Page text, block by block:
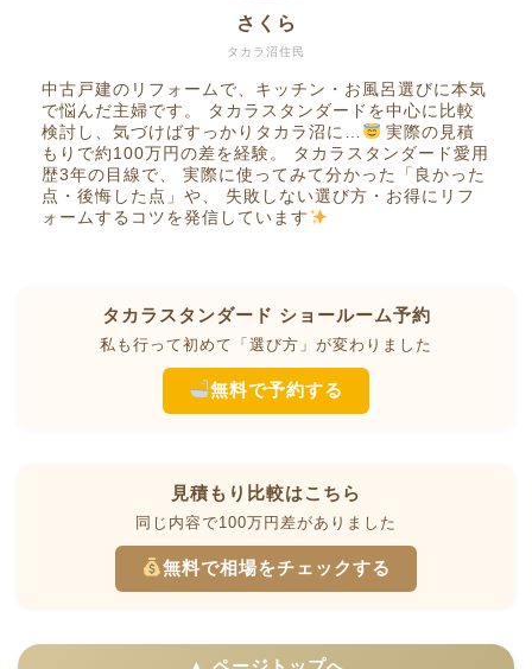
タカラ沼住民
さくら
中古戸建のリフォームで、キッチン・お風呂選びに本気
で悩んだ主婦です。 タカラスタンダードを中心に比較
検討し、気づけばすっかりタカラ沼に…
実際の見積
もりで約100万円の差を経験。 タカラスタンダード愛用
歴3年の目線で、 実際に使ってみて分かった「良かった
点・後悔した点」や、 失敗しない選び方・お得にリフ
ォームするコツを発信しています
タカラスタンダード ショールーム予約
私も行って初めて「選び方」が変わりました
無料で予約する
見積もり比較はこちら
同じ内容で100万円差がありました
無料で相場をチェックする